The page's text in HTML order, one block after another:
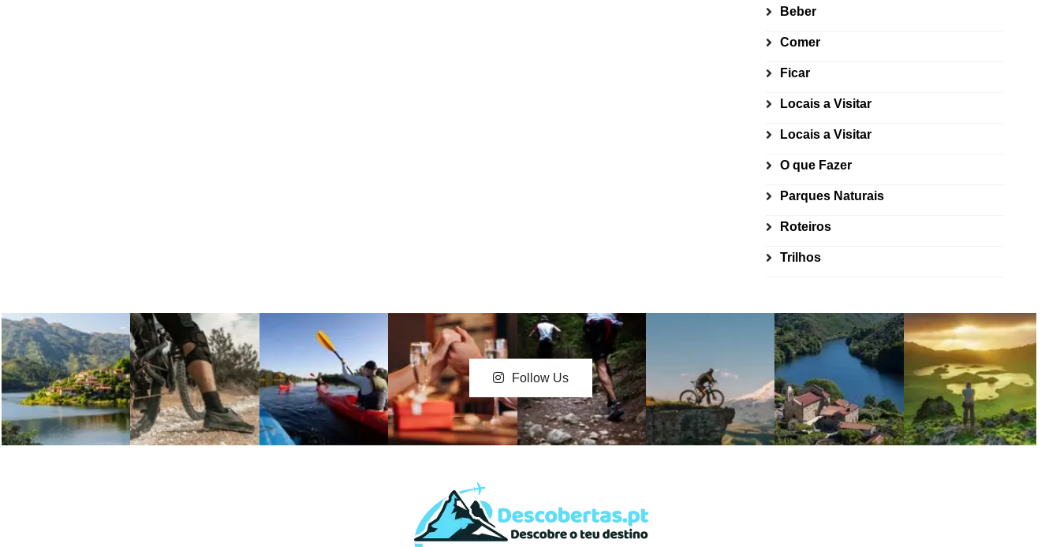
Beber
Comer
Ficar
Locais a Visitar
Locais a Visitar
O que Fazer
Parques Naturais
Roteiros
Trilhos
Follow Us